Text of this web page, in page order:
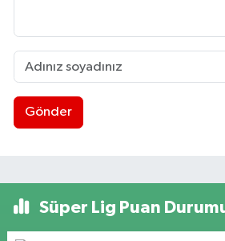
Gönder
Süper Lig Puan